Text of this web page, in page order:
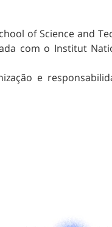
of Science and
com o Institut
e